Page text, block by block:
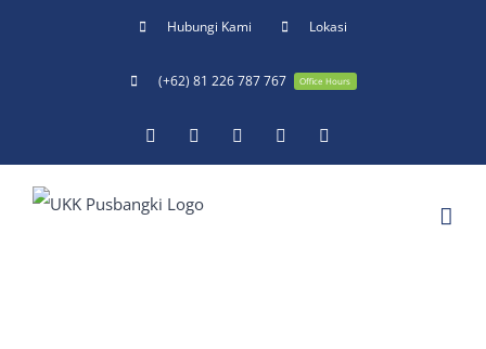
Hubungi Kami Lokasi
(+62) 81 226 787 767 Office Hours
FacebookTwitter YouTubeInstagram